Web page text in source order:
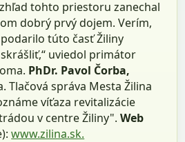
tohto priestoru zanechal
dobrý prvý dojem. Verím,
túto časť Žiliny
uviedol primátor
PhDr. Pavol Čorba,
Tlačová správa Mesta Žilina
víťaza revitalizácie
v centre Žiliny".Web
www.zilina.sk.